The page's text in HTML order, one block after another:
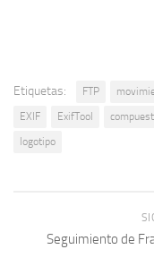
Etiquetas: FTP
EXIF
ExifTool
logotipo
Seguimiento de